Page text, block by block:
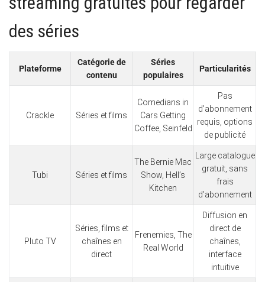
des séries
Plateforme
Catégorie de
contenu
Séries
populaires
Particularités
Crackle Séries et films
Comedians in
Cars Getting
Coffee, Seinfeld
Pas
d’abonnement
requis, options
de publicité
Tubi Séries et films
The Bernie Mac
Show, Hell’s
Kitchen
Large catalogue
gratuit, sans
frais
d’abonnement
Pluto TV
Séries, films et
chaînes en
direct
Frenemies, The
Real World
Diffusion en
direct de
chaînes,
interface
intuitive